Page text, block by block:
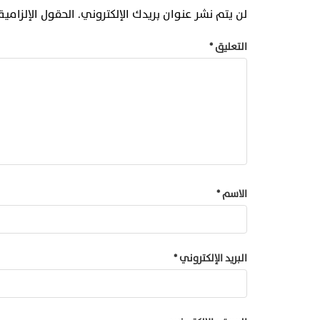
لن يتم نشر عنوان بريدك الإلكتروني. الحقول
التعليق*
الاسم*
البريد الإلكتروني*